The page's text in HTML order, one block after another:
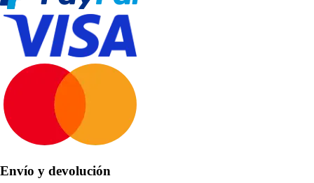
Envío y devolución